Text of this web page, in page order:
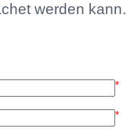
werden kann.
*
*